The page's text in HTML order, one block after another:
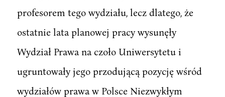
profesorem tego wydziału, lecz dlatego, że
ostatnie lata planowej pracy wysunęły
Wydział Prawa na czoło Uniwersytetu i
ugruntowały jego przodującą pozycję wśród
wydziałów prawa w Polsce Niezwykłym